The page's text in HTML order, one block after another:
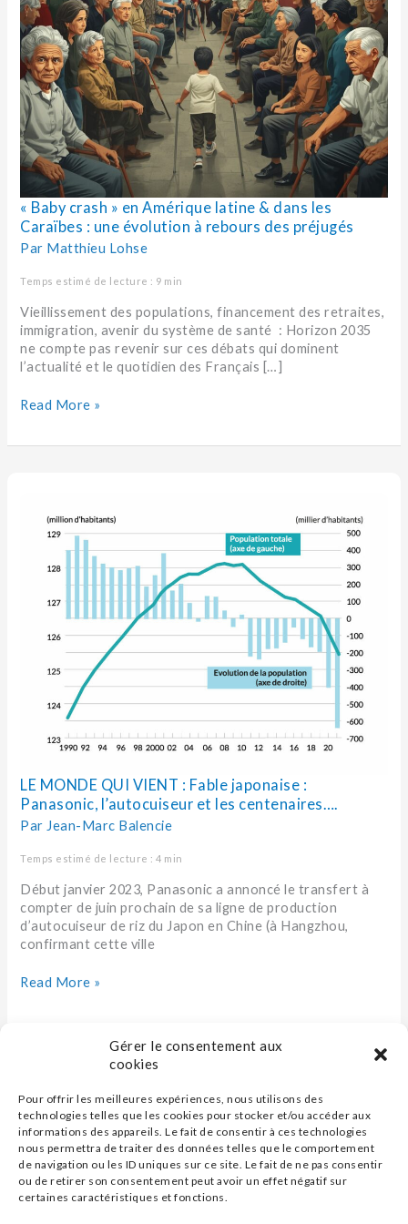
Gérer le consentement aux
cookies
Pour offrir les meilleures expériences, nous utilisons des
technologies telles que les cookies pour stocker et/ou accéder aux
informations des appareils. Le fait de consentir à ces technologies
nous permettra de traiter des données telles que le comportement
de navigation ou les ID uniques sur ce site. Le fait de ne pas consentir
ou de retirer son consentement peut avoir un effet négatif sur
certaines caractéristiques et fonctions.
« Baby crash » en Amérique latine & dans les
Caraïbes : une évolution à rebours des préjugés
Par Matthieu Lohse
Temps estimé de lecture : 9 min
Vieillissement des populations, financement des retraites,
immigration, avenir du système de santé : Horizon 2035
ne compte pas revenir sur ces débats qui dominent
l’actualité et le quotidien des Français […]
rebours
des
préjugés
Read More »
LE MONDE QUI VIENT : Fable japonaise :
Panasonic, l’autocuiseur et les centenaires….
Par Jean-Marc Balencie
Temps estimé de lecture : 4 min
Début janvier 2023, Panasonic a annoncé le transfert à
compter de juin prochain de sa ligne de production
d’autocuiseur de riz du Japon en Chine (à Hangzhou,
confirmant cette ville
VIENT :
japonaise :
Panasonic,
l’autocuiseur
centenaires….
Read More »